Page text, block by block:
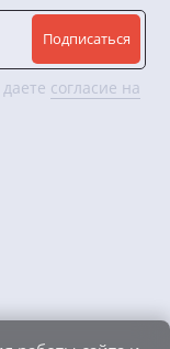
Подписаться
согласие на